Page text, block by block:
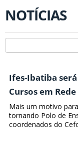
NOTÍCIAS
Ifes-Ibatiba
Cursos em
Mais um motivo
tornando Polo de
coordenados do